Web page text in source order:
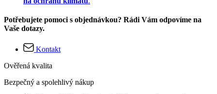
Potřebujete pomoci s objednávkou? Rádi Vám odpovíme na
Vaše dotazy.
Kontakt
Ověřená kvalita
Bezpečný a spolehlivý nákup